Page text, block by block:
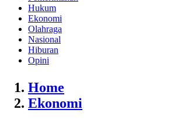
Hukum
Ekonomi
Olahraga
Nasional
Hiburan
Opini
Home
Ekonomi